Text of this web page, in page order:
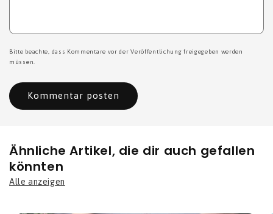
Bitte beachte, dass Kommentare vor der Veröffentlichung freigegeben werden
müssen.
Ähnliche Artikel, die dir auch gefallen
könnten
Alle anzeigen